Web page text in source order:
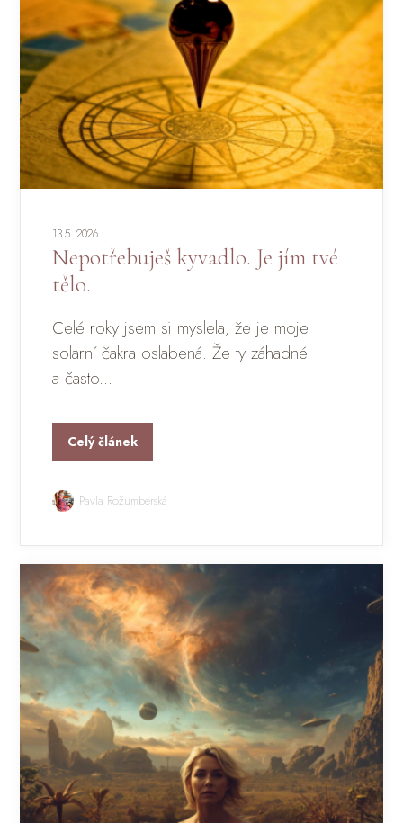
13.5. 2026
Nepotřebuješ kyvadlo. Je jím tvé
tělo.
Celé roky jsem si myslela, že je moje
solarní čakra oslabená. Že ty záhadné
a často...
Celý článek
Pavla Rožumberská